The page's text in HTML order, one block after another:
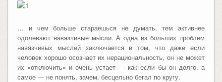
… и чем больше стараешься не думать, тем активнее
одолевают навязчивые мысли. А одна из больших проблем
навязчивых мыслей заключается в том, что даже если
человек хорошо осознает их нерациональность, он не может
их «отключить» и очень устает — как если бы он долго, а
самое — не понять, зачем, бесцельно бегал по кругу.